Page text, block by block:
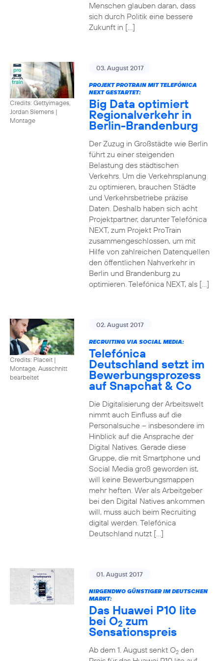
Menschen glauben daran, dass
sich durch Politik eine bessere
Zukunft in […]
Credits: Gettyimages,
Jordan Siemens |
Montage
03. August 2017
PROJEKT PROTRAIN MIT TELEFÓNICA
NEXT GESTARTET:
Big Data optimiert
Regionalverkehr in
Berlin-Brandenburg
Der Zuzug in Großstädte wie Berlin
führt zu einer steigenden
Belastung des städtischen
Verkehrs. Um die Verkehrsplanung
zu optimieren, brauchen Städte
und Verkehrsbetriebe präzise
Daten. Deshalb haben sich acht
Projektpartner, darunter Telefónica
NEXT, zum Projekt ProTrain
zusammengeschlossen, um mit
Hilfe von zahlreichen Datenquellen
den öffentlichen Nahverkehr in
Berlin und Brandenburg zu
optimieren. Telefónica NEXT, als […]
Credits: Placeit |
Montage, Ausschnitt
bearbeitet
02. August 2017
RECRUITING VIA SOCIAL MEDIA:
Telefónica
Deutschland setzt im
Bewerbungsprozess
auf Snapchat & Co
Die Digitalisierung der Arbeitswelt
nimmt auch Einfluss auf die
Personalsuche – insbesondere im
Hinblick auf die Ansprache der
Digital Natives. Gerade diese
Gruppe, die mit Smartphone und
Social Media groß geworden ist,
will keine Bewerbungsmappen
mehr heften. Wer als Arbeitgeber
bei den Digital Natives ankommen
will, muss auch beim Recruiting
digital werden. Telefónica
Deutschland nutzt […]
01. August 2017
NIRGENDWO GÜNSTIGER IM DEUTSCHEN
MARKT:
Das Huawei P10 lite
bei O2 zum
Sensationspreis
Ab dem 1. August senkt O2den